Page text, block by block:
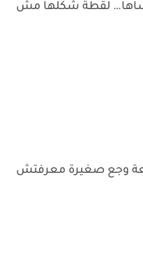
لقطة شكلها مش
وجع صغيرة معرفتش